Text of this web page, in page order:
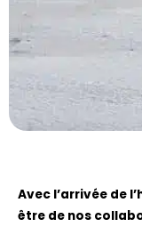
Avec l’arrivée de
être de nos